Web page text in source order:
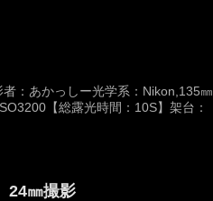
：あかっしー光学系：Nikon,135㎜
【総露光時間：10S】架台：
24㎜撮影